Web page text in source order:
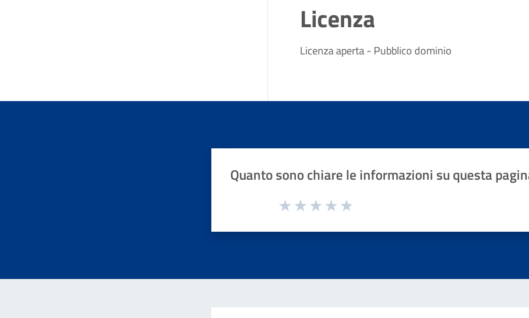
Licenza
Licenza aperta - Pubblico dominio
Quanto sono chiare le informazioni su questa
Valuta da 1 a 5 stelle la pagina